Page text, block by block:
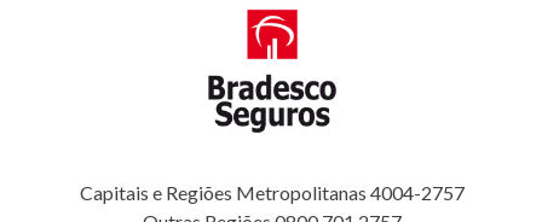
Capitais e Regiões Metropolitanas 4004-2757